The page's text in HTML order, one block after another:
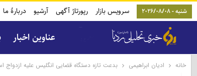
شنبه - 2026/08/08 سرویس بازار رپورتاژ آگهی آرشیو دربارۀ ما
عناوین اخبار
خانه ادیان ابراهیمی بدعت تازه دستگاه قضایی انگلیس علیه ازدواج